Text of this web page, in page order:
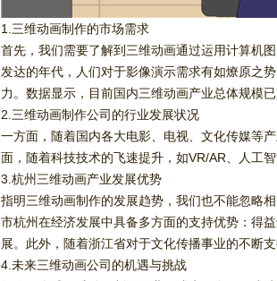
1.三维动画制作的市场需求
首先，我们需要了解到三维动画通过运用计算机
发达的年代，人们对于影像演示需求有如燎原之
力。数据显示，目前国内三维动画产业总体规模
2.三维动画制作公司的行业发展状况
一方面，随着国内各大电影、电视、文化传媒等
面，随着科技技术的飞速提升，如VR/AR、人工
3.杭州三维动画产业发展优势
指明三维动画制作的发展趋势，我们也不能忽略
市杭州在经济发展中具备多方面的支持优势：得
展。此外，随着浙江省对于文化传播事业的不断
4.未来三维动画公司的机遇与挑战